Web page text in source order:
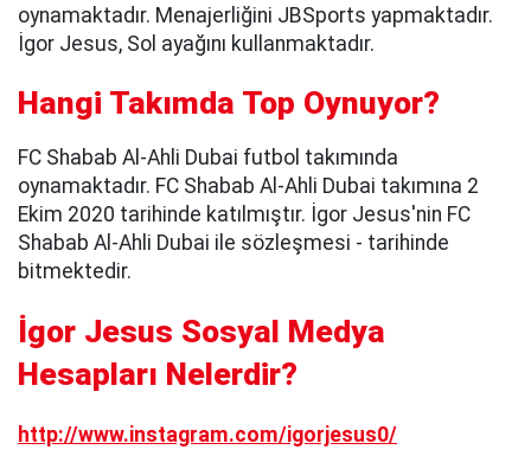
oynamaktadır. Menajerliğini JBSports yapmaktadır.
İgor Jesus, Sol ayağını kullanmaktadır.
Hangi Takımda Top Oynuyor?
FC Shabab Al-Ahli Dubai futbol takımında
oynamaktadır. FC Shabab Al-Ahli Dubai takımına 2
Ekim 2020 tarihinde katılmıştır. İgor Jesus'nin FC
Shabab Al-Ahli Dubai ile sözleşmesi - tarihinde
bitmektedir.
İgor Jesus Sosyal Medya
Hesapları Nelerdir?
http://www.instagram.com/igorjesus0/